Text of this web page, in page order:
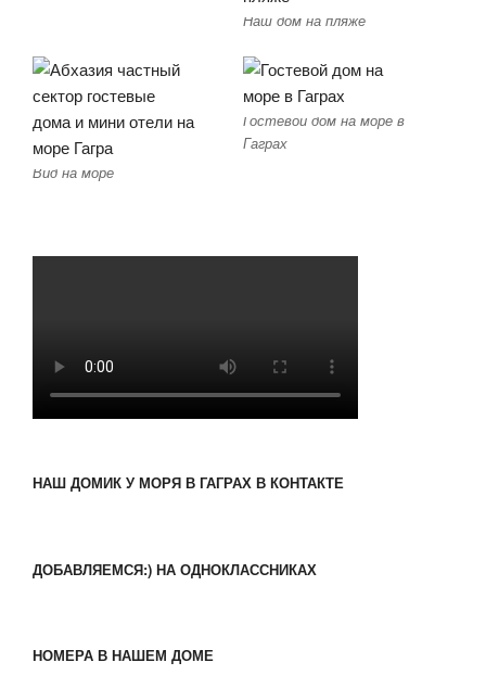
Наш дом на пляже
Вид на море
Гостевой дом на море в
Гаграх
НАШ ДОМИК У МОРЯ В ГАГРАХ В КОНТАКТЕ
ДОБАВЛЯЕМСЯ:) НА ОДНОКЛАССНИКАХ
НОМЕРА В НАШЕМ ДОМЕ